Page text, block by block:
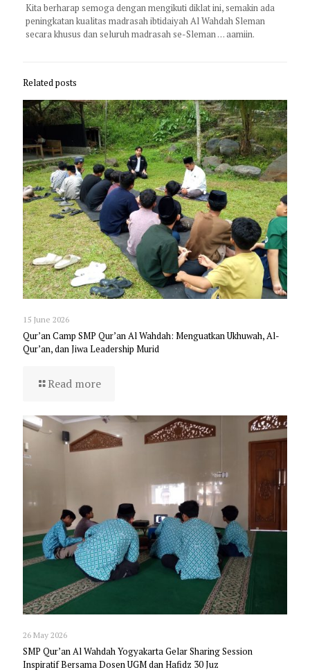
Kita berharap semoga dengan mengikuti diklat ini, semakin ada
peningkatan kualitas madrasah ibtidaiyah Al Wahdah Sleman
secara khusus dan seluruh madrasah se-Sleman … aamiin.
Related posts
15 June 2026
Qur’an Camp SMP Qur’an Al Wahdah: Menguatkan Ukhuwah, Al-
Qur’an, dan Jiwa Leadership Murid
Read more
26 May 2026
SMP Qur’an Al Wahdah Yogyakarta Gelar Sharing Session
Inspiratif Bersama Dosen UGM dan Hafidz 30 Juz